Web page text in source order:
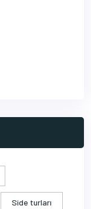
Side turları